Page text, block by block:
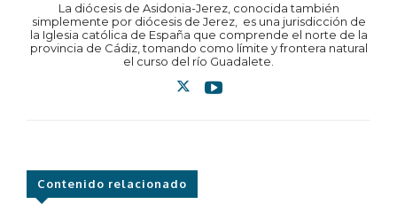
La diócesis de Asidonia-Jerez, conocida también
simplemente por diócesis de Jerez, ​ es una jurisdicción de
la Iglesia católica de España que comprende el norte de la
provincia de Cádiz, tomando como límite y frontera natural
el curso del río Guadalete.
Contenido relacionado